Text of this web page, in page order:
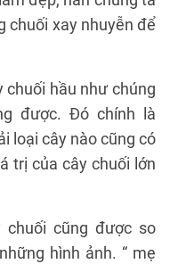
chuối xay nhuyễn để
chuối hầu như chúng
được. Đó chính là
loại cây nào cũng có
trị của cây chuối lớn
chuối cũng được so
hình ảnh. “ mẹ